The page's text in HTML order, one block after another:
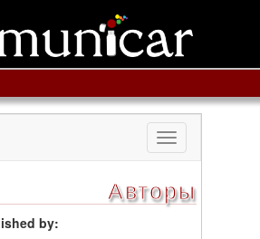
Toggle
navigation
Авторы
by: